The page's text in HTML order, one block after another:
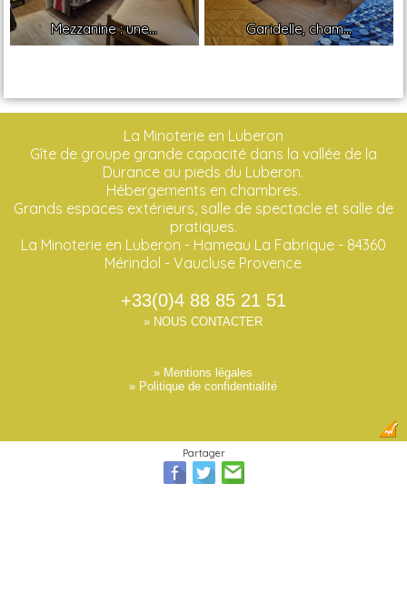
Mezzanine : une... Garidelle, cham...
La Minoterie en Luberon
Gîte de groupe grande capacité dans la vallée de la
Durance au pieds du Luberon.
Hébergements en chambres.
Grands espaces extérieurs, salle de spectacle et salle de
pratiques.
La Minoterie en Luberon - Hameau La Fabrique - 84360
Mérindol - Vaucluse Provence
+33(0)4 88 85 21 51
» NOUS CONTACTER
» Mentions légales
» Politique de confidentialité
Partager